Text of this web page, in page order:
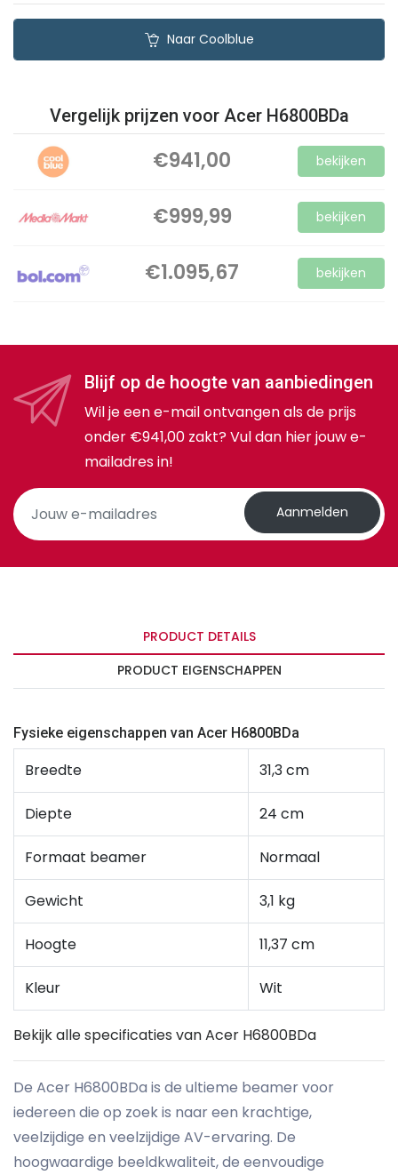
Naar Coolblue
Vergelijk prijzen voor Acer H6800BDa
€941,00 bekijken
€999,99 bekijken
€1.095,67 bekijken
Blijf op de hoogte van aanbiedingen
Wil je een e-mail ontvangen als de prijs
onder €941,00 zakt? Vul dan hier jouw e-
mailadres in!
Aanmelden
PRODUCT DETAILS
PRODUCT EIGENSCHAPPEN
Fysieke eigenschappen van Acer H6800BDa
Breedte 31,3 cm
Diepte 24 cm
Formaat beamer Normaal
Gewicht 3,1 kg
Hoogte 11,37 cm
Kleur Wit
Bekijk alle specificaties van Acer H6800BDa
De Acer H6800BDa is de ultieme beamer voor
iedereen die op zoek is naar een krachtige,
veelzijdige en veelzijdige AV-ervaring. De
hoogwaardige beeldkwaliteit, de eenvoudige